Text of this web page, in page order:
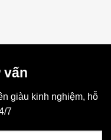
vấn
giàu kinh nghiệm, hỗ
7